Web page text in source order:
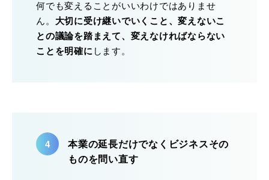
何でも変えることがいいわけではありませ
ん。 大切に受け継いでいくこと、変えないこ
との議論を踏まえて、変えなければならない
ことを明確に します。
本業の延長だけでなくビジネスその
ものを問い直す